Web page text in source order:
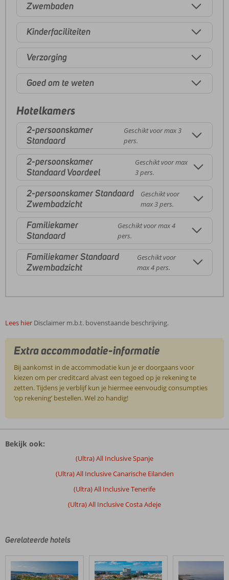
Zwembaden
Kinderfaciliteiten
Verzorging
Goed om te weten
Hotelkamers
2-persoonskamer
Standaard
Geschikt voor max 3
pers.
2-persoonskamer
Standaard Voordeel
Geschikt voor max
3 pers.
2-persoonskamer Standaard
Zwembadzicht
Geschikt voor
max 3 pers.
Familiekamer
Standaard
Geschikt voor max 4
pers.
Familiekamer Standaard
Zwembadzicht
Geschikt voor
max 4 pers.
Lees hier Disclaimer m.b.t. bovenstaande beschrijving.
Extra accommodatie-informatie
Bij aankomst in de accommodatie kun je er doorgaans voor
kiezen om per creditcard alvast een tegoed op je rekening te
zetten. Tijdens je verblijf kun je hiermee eenvoudig consumpties
‘op rekening’ bestellen. Wel zo handig!
zijn
Best
Beoordelingen
Bekijk ook:
(Ultra) All Inclusive Spanje
(Ultra) All Inclusive Canarische Eilanden
(Ultra) All Inclusive Tenerife
(Ultra) All Inclusive Costa Adeje
Gerelateerde hotels